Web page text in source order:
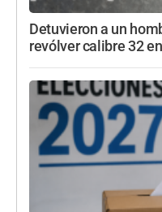
Detuvieron a un
revólver calibre 32